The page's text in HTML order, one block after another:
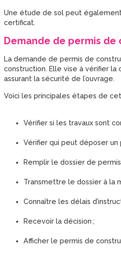
Une étude de sol peut
certificat.
Demande de permis de
La demande de permis de
construction. Elle vise à vérifier
assurant la sécurité de l’ouvrage.
Voici les principales étapes de
Vérifier si les travaux sont
Vérifier qui peut déposer un
Remplir le dossier de
Transmettre le dossier à la
Connaître les délais
Recevoir la décision ;
Afficher le permis de